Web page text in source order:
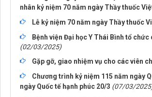
nhân kỷ niệm 70 năm ngày Thầy thuốc
Lễ kỷ niệm 70 năm ngày Thầy thuốc
Bệnh viện Đại học Y Thái Bình tổ
(02/03/2025)
Gặp gỡ, giao nhiệm vụ cho các viên
Chương trình kỷ niệm 115 năm ngày
ngày Quốc tế hạnh phúc 20/3 (07/03/